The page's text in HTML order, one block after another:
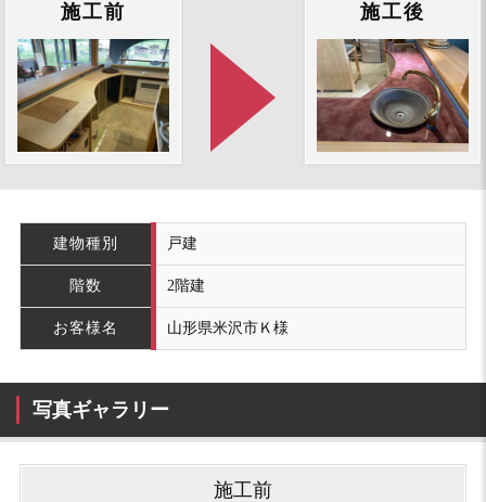
施工前 施工後
建物種別 戸建
階数 2階建
お客様名 山形県米沢市Ｋ様
写真ギャラリー
施⼯前